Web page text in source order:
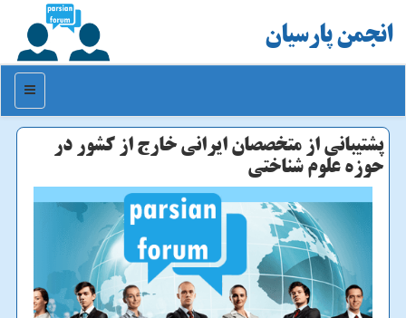
انجمن پارسیان
منو
پشتیبانی از متخصصان ایرانی خارج از كشور در
حوزه علوم شناختی